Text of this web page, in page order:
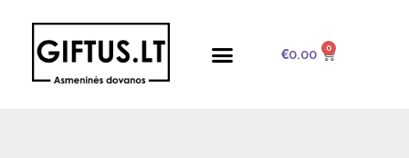
€0.00 0